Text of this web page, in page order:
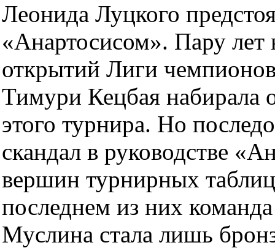
Леонида Луцкого
«Анартосисом». Пару лет
открытий Лиги
Тимури Кецбая набирала
этого турнира. Но
скандал в руководстве
вершин турнирных
последнем из них
Муслина стала лишь